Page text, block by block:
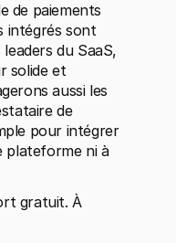
de paiements
intégrés sont
du SaaS,
solide et
aussi les
de
pour intégrer
plateforme ni à
gratuit. À